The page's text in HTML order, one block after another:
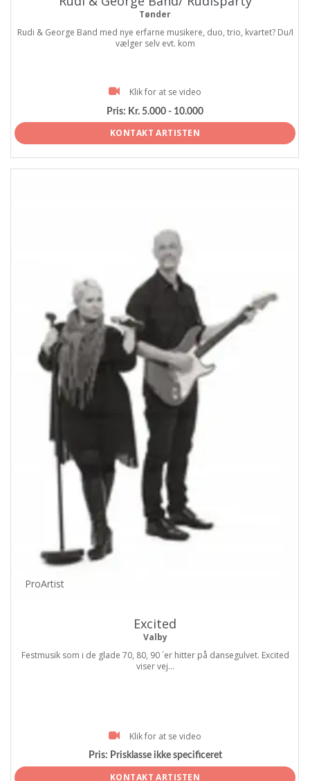
Tønder
Rudi & George Band med nye erfarne musikere, duo, trio, kvartet? Du/I
vælger selv evt. kom
Klik for at se video
Pris: Kr. 5.000 - 10.000
KONTAKT ARTISTEN
ProArtist
Excited
Valby
Festmusik som i de glade 70, 80, 90 ´er hitter på dansegulvet. Excited
viser vej...
Klik for at se video
Pris: Prisklasse ikke specificeret
KONTAKT ARTISTEN